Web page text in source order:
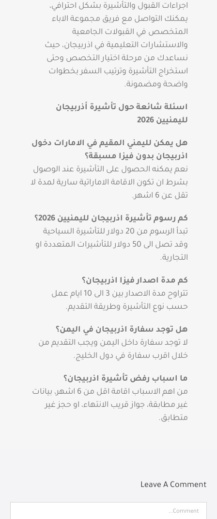
اجراءات القبول والتأشيرة بشكل احترافي،
يمكنك التواصل مع فريق مجموعة الاباء
المتخصص في القبولات الجامعية
والاستشارات التعليمية في اذربيجان، حيث
نساعدك من مرحلة اختيار التخصص وحتى
استخراج التأشيرة وترتيب السفر بخطوات
واضحة ومضمونة.
اسئلة شائعة حول تأشيرة أذربيجان
لليمنيين 2026
هل يمكن لليمني المقيم في الامارات دخول
اذربيجان بدون فيزا مسبقة؟
نعم يمكنه الحصول على التأشيرة عند الوصول
بشرط ان تكون الاقامة الاماراتية سارية لمدة لا
تقل عن 6 اشهر.
كم رسوم تأشيرة اذربيجان لليمنيين 2026؟
تبدأ الرسوم من 20 دولار للتأشيرة السياحية
وقد تصل الى 50 دولار للتأشيرات المتعددة او
التجارية.
كم مدة اصدار فيزا اذربيجان؟
تتراوح مدة الاصدار بين 3 الى 10 ايام عمل
حسب نوع التأشيرة وطريقة التقديم.
هل توجد سفارة اذربيجان في اليمن؟
لا توجد سفارة داخل اليمن ويجب التقديم من
خلال اقرب سفارة في دول الخليج.
ما اسباب رفض تأشيرة اذربيجان؟
من اهم الاسباب اقامة اقل من 6 اشهر، بيانات
غير مطابقة، جواز قريب الانتهاء، او حجز غير
متطابق.
Leave A Comment
Comment